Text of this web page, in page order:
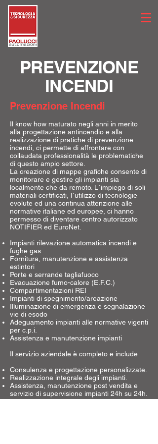
PREVENZIONE
INCENDI
Prevenzione Incendi
Il know how maturato negli anni in merito
alla progettazione antincendio e alla
realizzazione di pratiche di prevenzione
incendi, ci permette di affrontare con
collaudata professionalità le problematiche
di questo ampio settore.
La creazione di mappe grafiche consente di
monitorare e gestire gli impianti sia
localmente che da remoto. L´impiego di soli
materiali certificati, l´utilizzo di tecnologie
evolute ed una continua attenzione alle
normative italiane ed europee, ci hanno
permesso di diventare centro autorizzato
NOTIFIER ed EuroNet.
Impianti rilevazione automatica incendi e
fughe gas
Fornitura, manutenzione e assistenza
estintori
Porte e serrande tagliafuoco
Evacuazione fumo-calore (E.F.C.)
Compartimentazioni REI
Impianti di spegnimento/areazione
Illuminazione di emergenza e segnalazione
vie di esodo
Adeguamento impianti alle normative vigenti
per c.p.i.
Assistenza e manutenzione impianti
Il servizio aziendale è completo e include
Consulenza e progettazione personalizzate.
Realizzazione integrale degli impianti.
Assistenza, manutenzione post vendita e
servizio di supervisione impianti 24h su 24h.